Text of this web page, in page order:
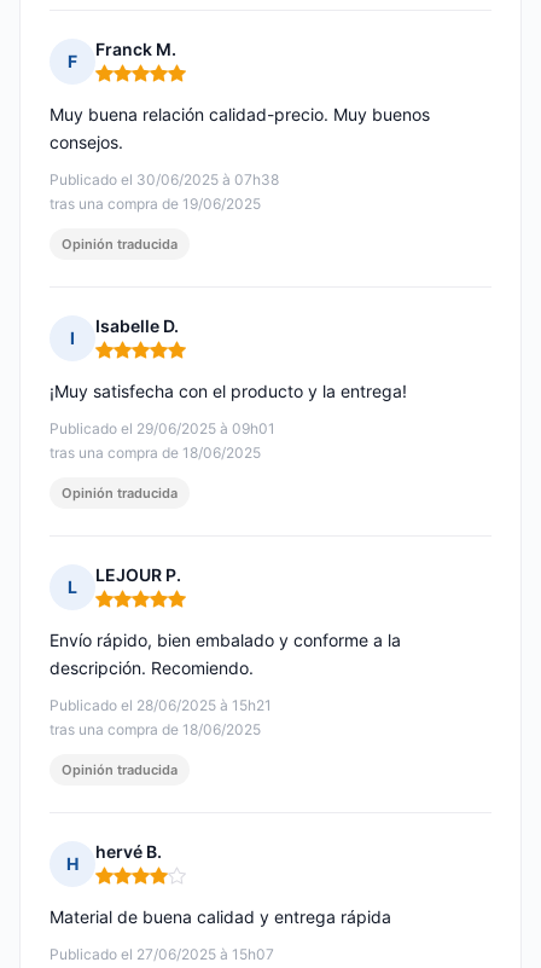
F
Franck M.
Nota: 5 de 5
Publicado el 30/06/2025 à 07h38
tras una compra de 19/06/2025
Muy buena relación calidad-precio. Muy buenos
consejos.
Opinión traducida
I
Isabelle D.
Nota: 5 de 5
Publicado el 29/06/2025 à 09h01
tras una compra de 18/06/2025
¡Muy satisfecha con el producto y la entrega!
Opinión traducida
L
LEJOUR P.
Nota: 5 de 5
Publicado el 28/06/2025 à 15h21
tras una compra de 18/06/2025
Envío rápido, bien embalado y conforme a la
descripción. Recomiendo.
Opinión traducida
H
hervé B.
Nota: 4 de 5
Publicado el 27/06/2025 à 15h07
Material de buena calidad y entrega rápida